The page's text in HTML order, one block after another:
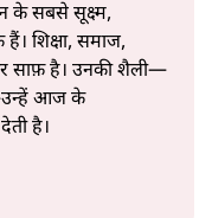
के सबसे सूक्ष्म,
शिक्षा, समाज,
साफ़ है। उनकी शैली—
आज के
है।